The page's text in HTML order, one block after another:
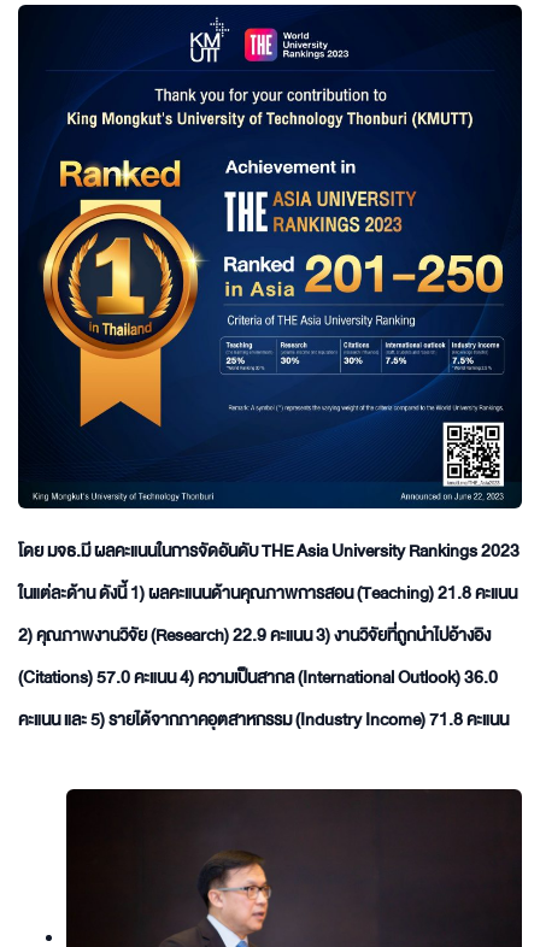
โดย มจธ.มี ผลคะแนนในการจัดอันดับ THE Asia University Rankings 2023
ในแต่ละด้าน ดังนี้ 1) ผลคะแนนด้านคุณภาพการสอน (Teaching) 21.8 คะแนน
2) คุณภาพงานวิจัย (Research) 22.9 คะแนน 3) งานวิจัยที่ถูกนำไปอ้างอิง
(Citations) 57.0 คะแนน 4) ความเป็นสากล (International Outlook) 36.0
คะแนน และ 5) รายได้จากภาคอุตสาหกรรม (Industry Income) 71.8 คะแนน